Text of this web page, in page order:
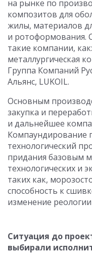
на рынке по
композитов для
жилы, материалов
и ротоформования.
такие компании,
металлургическая
Группа Компаний
Альянс, LUKOIL.
Основным
закупка и
и дальнейшее
технологический
придания базовым
технологических и
таких как,
способность к
изменение
Ситуация до
выбирали